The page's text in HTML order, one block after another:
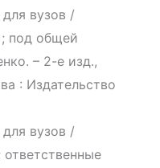
вузов /
под общей
– 2-е изд.,
: Издательство
вузов /